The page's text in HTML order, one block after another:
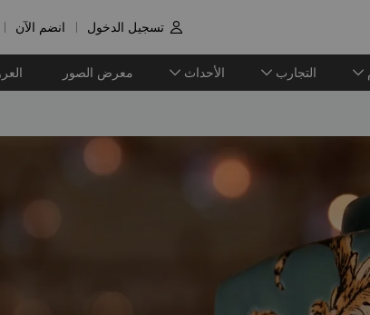
 تسجيل الدخول انضم الآن
التجارب الأحداث معرض الصور